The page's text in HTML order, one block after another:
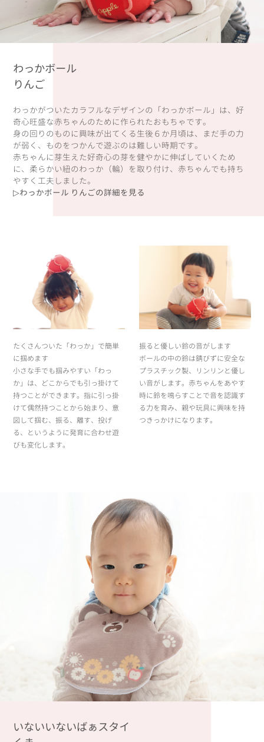
わっかボール
りんご
わっかがついたカラフルなデザインの「わっかボール」は、好
奇心旺盛な赤ちゃんのために作られたおもちゃです。
身の回りのものに興味が出てくる生後６か月頃は、まだ手の力
が弱く、ものをつかんで遊ぶのは難しい時期です。
赤ちゃんに芽生えた好奇心の芽を健やかに伸ばしていくため
に、柔らかい紐のわっか（輪）を取り付け、赤ちゃんでも持ち
やすく工夫しました。
▷わっかボール りんごの詳細を見る
たくさんついた「わっか」で簡単
に掴めます
小さな手でも掴みやすい「わっ
か」は、どこからでも引っ掛けて
持つことができます。指に引っ掛
けて偶然持つことから始まり、意
図して掴む、振る、離す、投げ
る、というように発育に合わせ遊
びも変化します。
振ると優しい鈴の音がします
ボールの中の鈴は錆びずに安全な
プラスチック製、リンリンと優し
い音がします。赤ちゃんをあやす
時に鈴を鳴らすことで音を認識す
る力を育み、親や玩具に興味を持
つきっかけになります。
いないいないばぁスタイ